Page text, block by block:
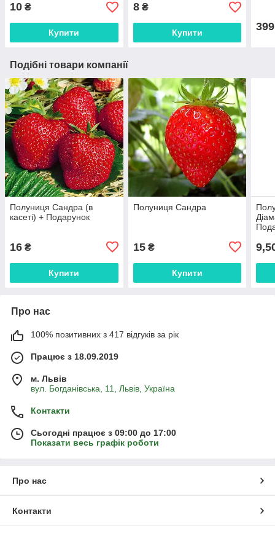
10 ₴
Купити
8₴
Купити 399
Подібні товари компанії
Полуниця Сандра (в
касеті) + Подарунок
16 ₴
Купити
Полуниця Сандра
15₴
Купити
Про нас
100% позитивних з 417 відгуків за рік
Працює з 18.09.2019
м. Львів
вул. Богданівська, 11, Львів, Україна
Контакти
Сьогодні працює з 09:00 до 17:00
Показати весь графік роботи
Про нас
Контакти